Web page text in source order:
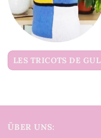
LES TRICOTS DE GUL
ÜBER UNS: